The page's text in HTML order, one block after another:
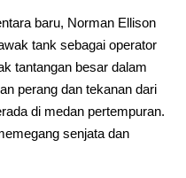
baru, Norman Ellison
tank sebagai operator
tantangan besar dalam
perang dan tekanan dari
di medan pertempuran.
senjata dan